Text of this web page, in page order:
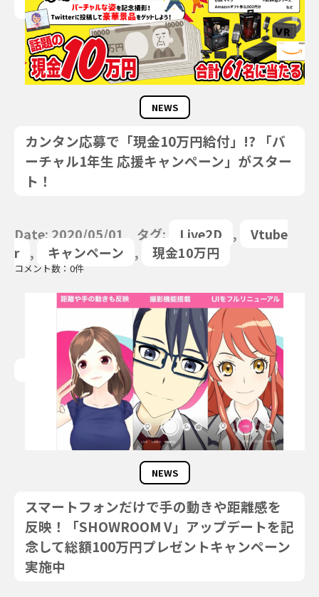
NEWS
カンタン応募で「現金10万円給付」!? 「バ
ーチャル1年生 応援キャンペーン」がスター
ト！
Date: 2020/05/01 タグ: Live2D ,
Vtube
r
, キャンペーン , 現金10万円
コメント数：0件
NEWS
スマートフォンだけで手の動きや距離感を
反映！「SHOWROOM V」アップデートを記
念して総額100万円プレゼントキャンペーン
実施中